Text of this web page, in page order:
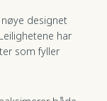
designet
har
som fyller